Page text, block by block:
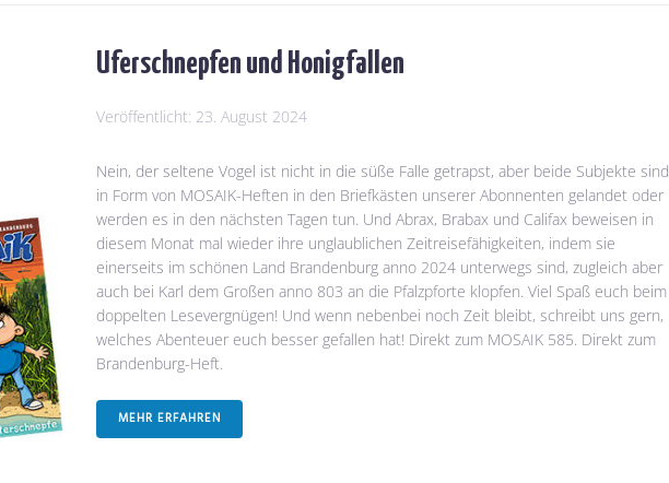
Uferschnepfen und Honigfallen
Veröffentlicht: 23. August 2024
Nein, der seltene Vogel ist nicht in die süße Falle getrapst, aber beide Subjekte sind
in Form von MOSAIK-Heften in den Briefkästen unserer Abonnenten gelandet oder
werden es in den nächsten Tagen tun. Und Abrax, Brabax und Califax beweisen in
diesem Monat mal wieder ihre unglaublichen Zeitreisefähigkeiten, indem sie
einerseits im schönen Land Brandenburg anno 2024 unterwegs sind, zugleich aber
auch bei Karl dem Großen anno 803 an die Pfalzpforte klopfen. Viel Spaß euch beim
doppelten Lesevergnügen! Und wenn nebenbei noch Zeit bleibt, schreibt uns gern,
welches Abenteuer euch besser gefallen hat! Direkt zum MOSAIK 585. Direkt zum
Brandenburg-Heft.
MEHR ERFAHREN